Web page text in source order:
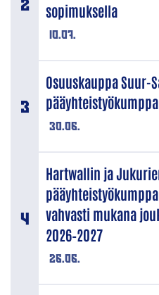
10.07.
sopimuksella
30.06.
Osuuskauppa Suur-
26.06.
Hartwallin ja
vahvasti mukana
2026–2027